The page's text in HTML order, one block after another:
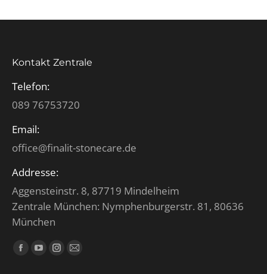
Kontakt Zentrale
Telefon:
089 76753720
Email:
office@finalit-stonecare.de
Addresse:
Aggensteinstr. 8, 87719 Mindelheim
Zentrale München: Nymphenburgerstr. 81, 80636
München
Finden Sie uns auf:
Facebook
YouTube
Instagram
E-